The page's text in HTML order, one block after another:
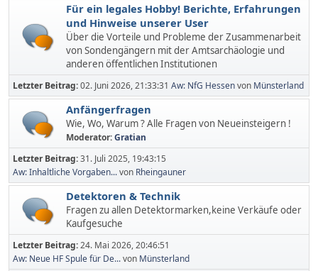
Für ein legales Hobby! Berichte, Erfahrungen
und Hinweise unserer User
Über die Vorteile und Probleme der Zusammenarbeit
von Sondengängern mit der Amtsarchäologie und
anderen öffentlichen Institutionen
Letzter Beitrag:02. Juni 2026, 21:33:31 Aw: NfG Hessenvon Münsterland
Anfängerfragen
Wie, Wo, Warum ? Alle Fragen von Neueinsteigern !
Moderator:Gratian
Letzter Beitrag:31. Juli 2025, 19:43:15
Aw: Inhaltliche Vorgaben...von Rheingauner
Detektoren & Technik
Fragen zu allen Detektormarken,keine Verkäufe oder
Kaufgesuche
Letzter Beitrag:24. Mai 2026, 20:46:51
Aw: Neue HF Spule für De...von Münsterland